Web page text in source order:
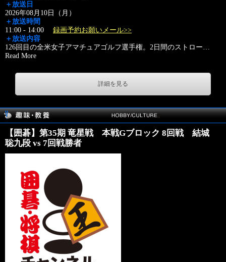
＋放送日
2026年08月10日（月）
＋放送時間
11:00 - 14:00 録画予約お願いメール>>
＋放送内容
126回目の全米女子アマチュアゴルフ選手権。2日間のストロー…
Read More
詳細を見る
【囲碁】第35期 竜星戦 本戦Gブロック 8回戦 結城
聡九段 vs 7回戦勝者